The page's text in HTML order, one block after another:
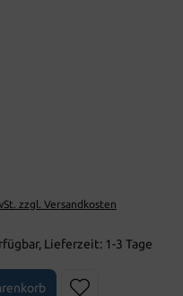
zzgl. Versandkosten
Lieferzeit: 1-3 Tage
Gib den gewünschten